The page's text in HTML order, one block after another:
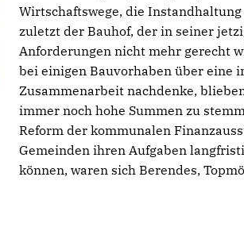
Wirtschaftswege, die
zuletzt der Bauhof, der in seiner
Anforderungen nicht mehr gerecht
bei einigen Bauvorhaben über eine
Zusammenarbeit nachdenke,
immer noch hohe Summen zu
Reform der kommunalen
Gemeinden ihren Aufgaben
können, waren sich Berendes,